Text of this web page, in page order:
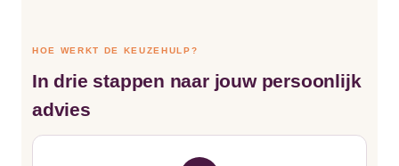
HOE WERKT DE KEUZEHULP?
In drie stappen naar jouw persoonlijk
advies